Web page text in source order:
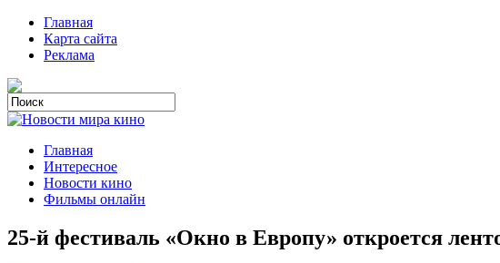
Главная
Карта сайта
Реклама
Главная
Интересное
Новости кино
Фильмы онлайн
25-й фестиваль «Окно в Европу» откроется